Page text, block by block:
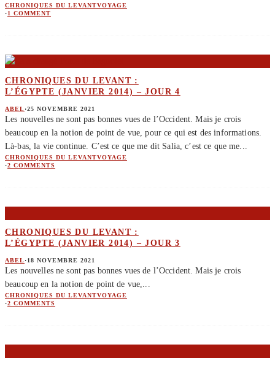
CHRONIQUES DU LEVANTVOYAGE
·1 COMMENT
CHRONIQUES DU LEVANT :
L’ÉGYPTE (JANVIER 2014) – JOUR 4
ABEL·25 NOVEMBRE 2021
Les nouvelles ne sont pas bonnes vues de l’Occident. Mais je crois
beaucoup en la notion de point de vue, pour ce qui est des informations.
Là-bas, la vie continue. C’est ce que me dit Salia, c’est ce que me
CHRONIQUES DU LEVANTVOYAGE
·2 COMMENTS
CHRONIQUES DU LEVANT :
L’ÉGYPTE (JANVIER 2014) – JOUR 3
ABEL·18 NOVEMBRE 2021
Les nouvelles ne sont pas bonnes vues de l’Occident. Mais je crois
beaucoup en la notion de point de vue,
CHRONIQUES DU LEVANTVOYAGE
·2 COMMENTS